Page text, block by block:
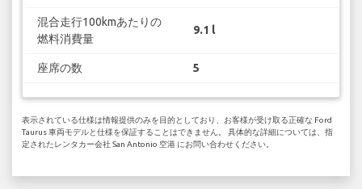
混合走行100kmあたりの
燃料消費量
9.1 l
座席の数 5
表示されている仕様は情報提供のみを目的としており、お客様が受け取る正確な Ford
Taurus 車両モデルと仕様を保証することはできません。 具体的な詳細については、指
定されたレンタカー会社 San Antonio 空港 にお問い合わせください。